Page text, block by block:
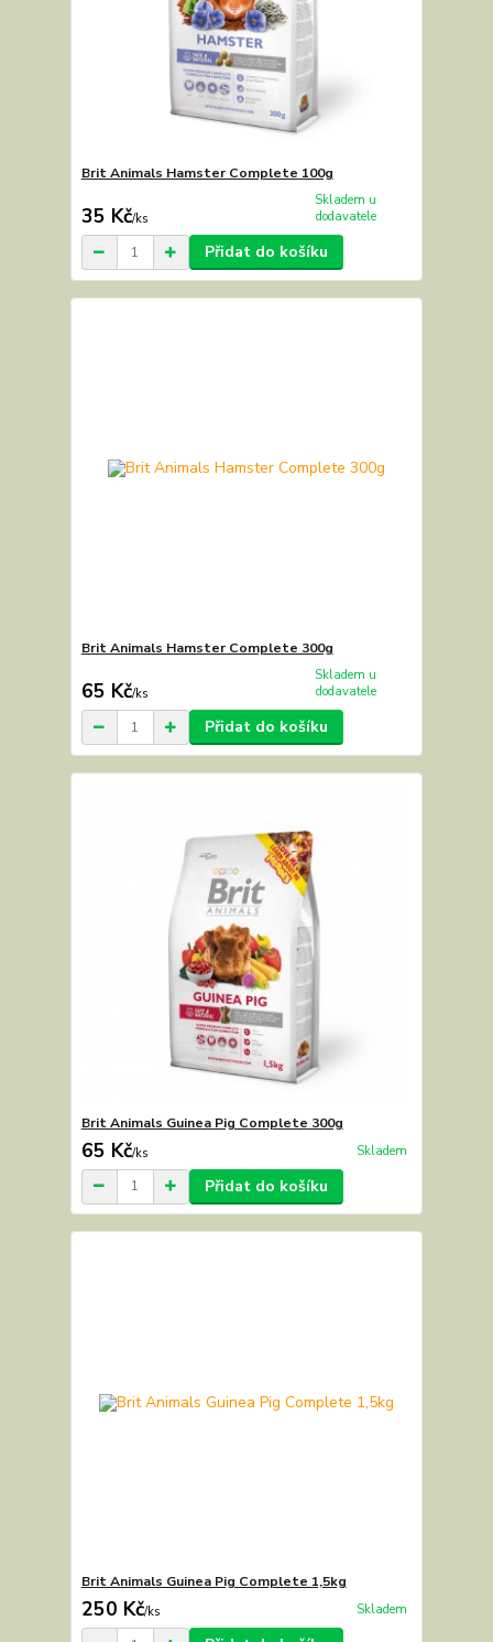
Brit Animals Hamster Complete 100g
35 Kč/ks
Skladem u
dodavatele
Přidat do košíku
Brit Animals Hamster Complete 300g
65 Kč/ks
Skladem u
dodavatele
Přidat do košíku
Brit Animals Guinea Pig Complete 300g
65 Kč/ks Skladem
Přidat do košíku
Brit Animals Guinea Pig Complete 1,5kg
250 Kč/ks Skladem